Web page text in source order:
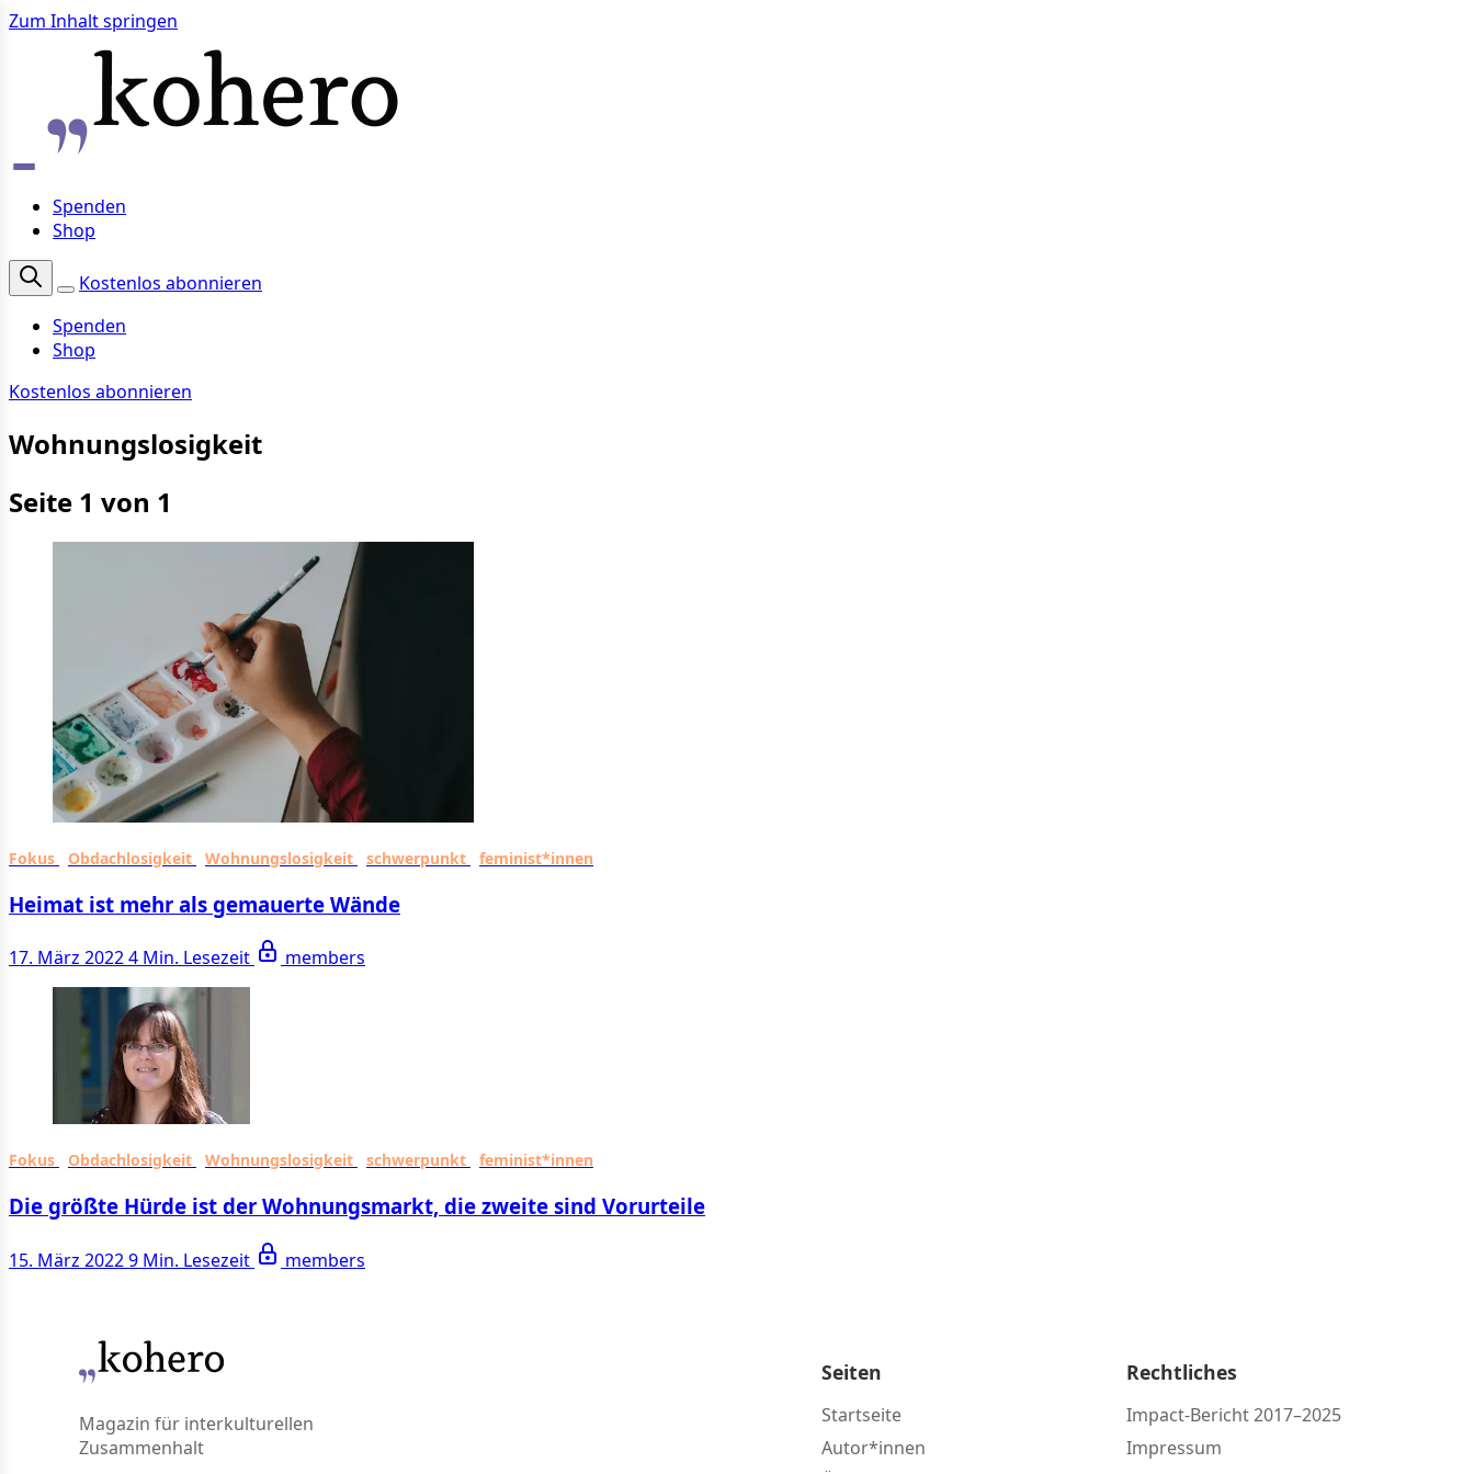
Zum Inhalt springen
Spenden
Shop
Kostenlos abonnieren
Spenden
Shop
Kostenlos abonnieren
Wohnungslosigkeit
Seite 1 von 1
Fokus Obdachlosigkeit Wohnungslosigkeit schwerpunkt feminist*innen
Heimat ist mehr als gemauerte Wände
17. März 20224 Min. Lesezeit members
Fokus Obdachlosigkeit Wohnungslosigkeit schwerpunkt feminist*innen
Die größte Hürde ist der Wohnungsmarkt, die zweite sind Vorurteile
15. März 20229 Min. Lesezeit members
Magazin für interkulturellen
Zusammenhalt
Seiten
Startseite
Autor*innen
Rechtliches
Impact-Bericht 2017–2025
Impressum